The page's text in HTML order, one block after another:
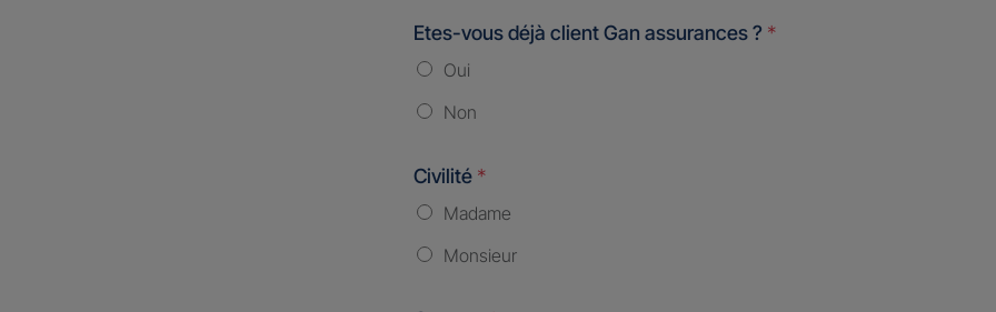
Etes-vous déjà client Gan assurances ? *
Oui
Non
Civilité *
Madame
Monsieur